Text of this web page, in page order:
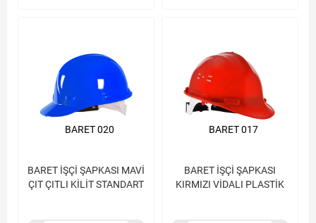
BARET İŞÇİ ŞAPKASI MAVİ
ÇIT ÇITLI KİLİT STANDART
BARET 020
BARET İŞÇİ ŞAPKASI
KIRMIZI VİDALI PLASTİK
BARET 017